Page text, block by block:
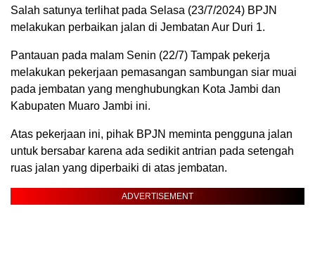
Salah satunya terlihat pada Selasa (23/7/2024) BPJN
melakukan perbaikan jalan di Jembatan Aur Duri 1.
Pantauan pada malam Senin (22/7) Tampak pekerja
melakukan pekerjaan pemasangan sambungan siar muai
pada jembatan yang menghubungkan Kota Jambi dan
Kabupaten Muaro Jambi ini.
Atas pekerjaan ini, pihak BPJN meminta pengguna jalan
untuk bersabar karena ada sedikit antrian pada setengah
ruas jalan yang diperbaiki di atas jembatan.
ADVERTISEMENT